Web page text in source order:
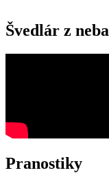
Švedlár z neba
Pranostiky